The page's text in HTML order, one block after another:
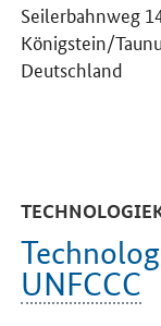
Seilerbahnweg
Königstein/
Deutschland
UNFCCC